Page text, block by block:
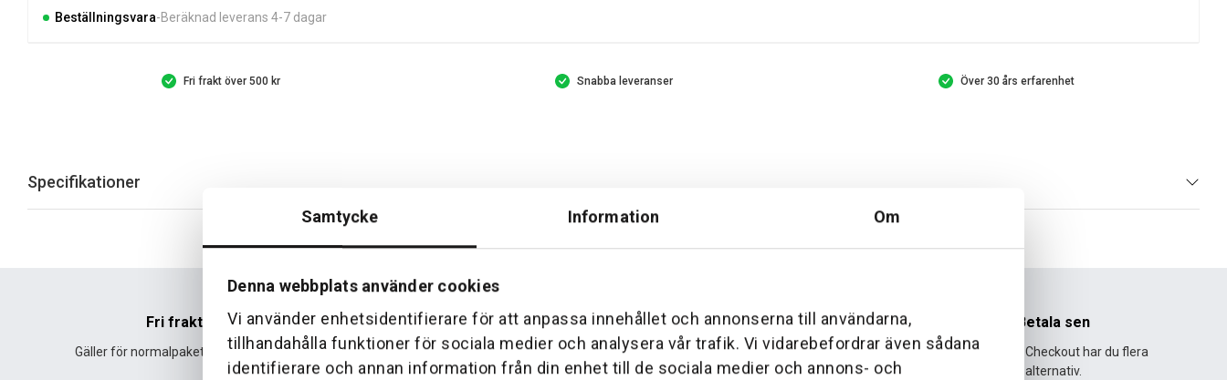
Samtycke Information Om
Denna webbplats använder cookies
Vi använder enhetsidentifierare för att anpassa innehållet och annonserna till användarna,
tillhandahålla funktioner för sociala medier och analysera vår trafik. Vi vidarebefordrar även sådana
identifierare och annan information från din enhet till de sociala medier och annons- och
Beställningsvara Beräknad leverans 4-7 dagar
Fri frakt över 500 kr Snabba leveranser Över 30 års erfarenhet
Specifikationer
Fri frakt
Gäller för normalpaket över 500 kr.
Hemleverans
Leverans fram till din dörr. Oavsett storlek.
Över 30 års erfarenhet
Företaget startade 1 januari 1995 och har
sedan dess haft en god tillväxt.
Betala sen
Med Klarna Checkout har du flera
alternativ.